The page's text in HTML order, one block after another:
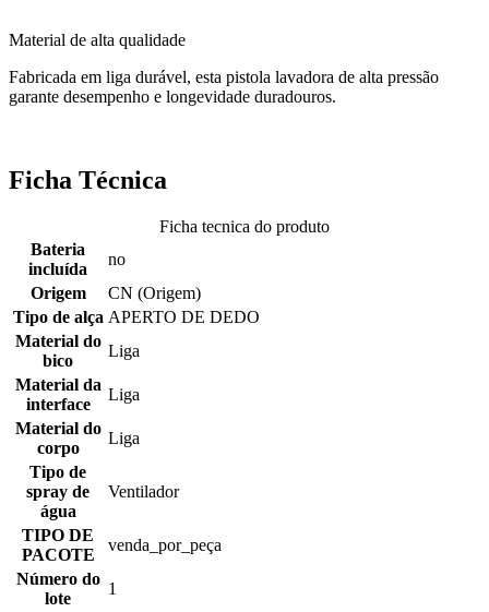
Material de alta qualidade
Fabricada em liga durável, esta pistola lavadora de alta pressão
garante desempenho e longevidade duradouros.
Ficha Técnica
Ficha tecnica do produto
Bateria
incluída
no
Origem
CN (Origem)
Tipo de alça APERTO DE DEDO
Material do
bico
Liga
Material da
interface
Liga
Material do
corpo
Liga
Tipo de
spray de
água
Ventilador
TIPO DE
PACOTE
venda_por_peça
Número do
lote
1